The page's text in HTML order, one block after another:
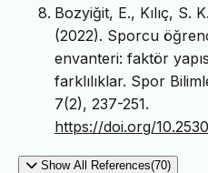
Bozyiğit, E., Kılıç, S.
(2022). Sporcu
envanteri: faktör
farklılıklar. Spor
7(2), 237-251.
https://doi.org/
Show All References(70)